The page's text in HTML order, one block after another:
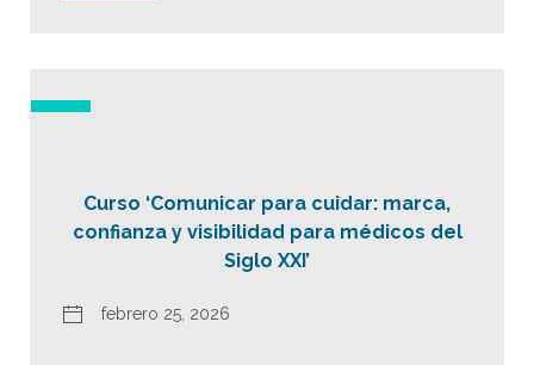
Curso ‘Comunicar para cuidar: marca,
confianza y visibilidad para médicos del
Siglo XXI’
febrero 25, 2026